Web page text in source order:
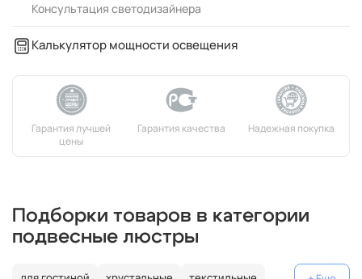
Консультация светодизайнера
Калькулятор мощности освещения
Подборки товаров в категории
подвесные люстры